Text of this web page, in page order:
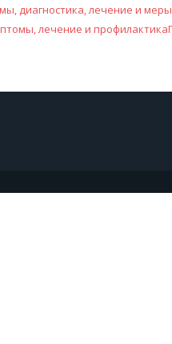
диагностика, лечение и